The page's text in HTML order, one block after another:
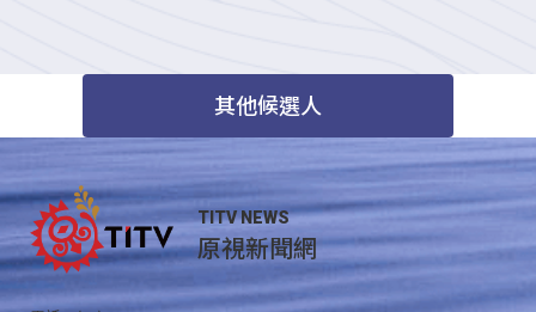
其他候選人
TITV NEWS
原視新聞網